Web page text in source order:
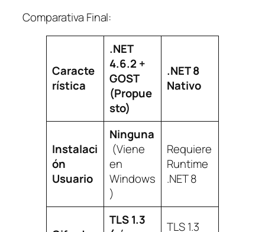
Comparativa Final:
Caracte
rística
.NET
4.6.2 +
GOST
(Propue
sto)
.NET 8
Nativo
Instalaci
ón
Usuario
Ninguna
(Viene
en
Windows
)
Requiere
Runtime
.NET 8
TLS 1.3
TLS 1.3